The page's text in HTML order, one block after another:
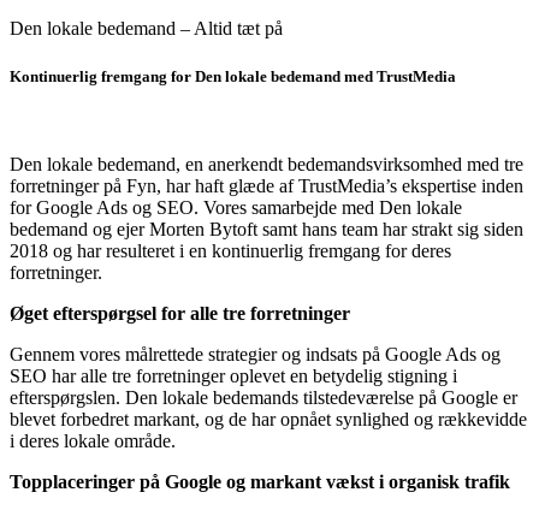
Den lokale bedemand – Altid tæt på
Kontinuerlig fremgang for Den lokale bedemand med TrustMedia
Den lokale bedemand, en anerkendt bedemandsvirksomhed med tre
forretninger på Fyn, har haft glæde af TrustMedia’s ekspertise inden
for Google Ads og SEO. Vores samarbejde med Den lokale
bedemand og ejer Morten Bytoft samt hans team har strakt sig siden
2018 og har resulteret i en kontinuerlig fremgang for deres
forretninger.
Øget efterspørgsel for alle tre forretninger
Gennem vores målrettede strategier og indsats på Google Ads og
SEO har alle tre forretninger oplevet en betydelig stigning i
efterspørgslen. Den lokale bedemands tilstedeværelse på Google er
blevet forbedret markant, og de har opnået synlighed og rækkevidde
i deres lokale område.
Topplaceringer på Google og markant vækst i organisk trafik